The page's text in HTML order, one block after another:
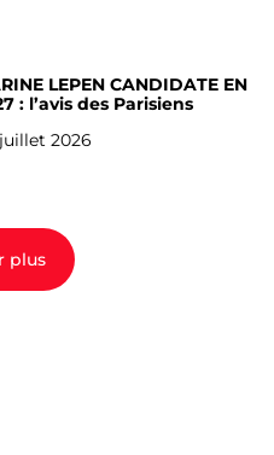
LEPEN CANDIDATE EN
: l’avis des Parisiens
2026
plus